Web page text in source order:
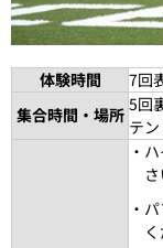
体験時間
7回
集合時間・場所 5回
テ
・
さ
・